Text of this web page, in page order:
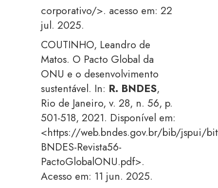
corporativo/>. acesso em: 22
jul. 2025.
COUTINHO, Leandro de
Matos. O Pacto Global da
ONU e o desenvolvimento
sustentável. In: R. BNDES,
Rio de Janeiro, v. 28, n. 56, p.
501-518, 2021. Disponível em:
<https://web.bndes.gov.br/bib/jspui/
BNDES-Revista56-
PactoGlobalONU.pdf>.
Acesso em: 11 jun. 2025.